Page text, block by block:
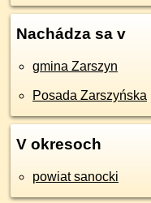
Nachádza sa v
gmina Zarszyn
Posada Zarszyńska
V okresoch
powiat sanocki